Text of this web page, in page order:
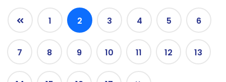
1 2 3 4 5 6
7 8 9 10 11 12 13